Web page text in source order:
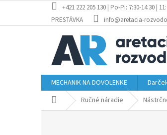
obsah
+421 222 205 130 | Po-Pi: 7:30-14:30 |
PRESTÁVKA
info@aretacia-
MECHANIK NA DOVOLENKE
DomovRučné náradie